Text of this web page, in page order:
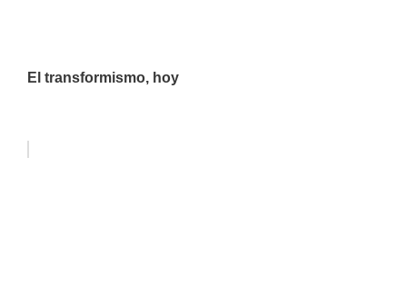
El transformismo, hoy